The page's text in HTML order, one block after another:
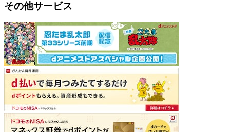
その他サービス